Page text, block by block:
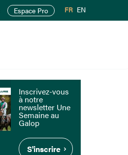
Espace Pro FR EN
Inscrivez-vous
à notre
newsletter Une
Semaine au
Galop
S'inscrire